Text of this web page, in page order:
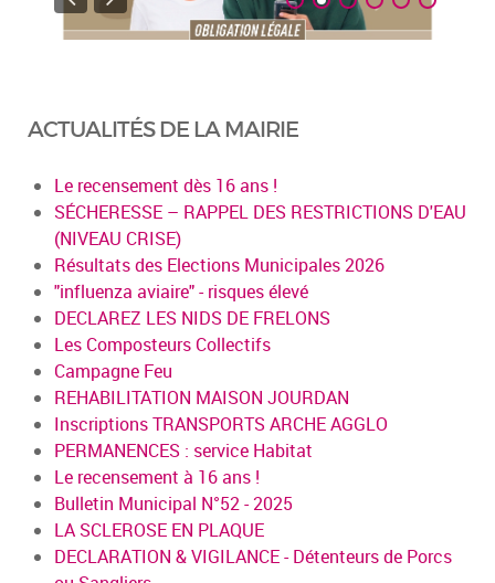
ACTUALITÉS DE LA MAIRIE
Le recensement dès 16 ans !
SÉCHERESSE – RAPPEL DES RESTRICTIONS D'EAU
(NIVEAU CRISE)
Résultats des Elections Municipales 2026
"influenza aviaire" - risques élevé
DECLAREZ LES NIDS DE FRELONS
Les Composteurs Collectifs
Campagne Feu
REHABILITATION MAISON JOURDAN
Inscriptions TRANSPORTS ARCHE AGGLO
PERMANENCES : service Habitat
Le recensement à 16 ans !
Bulletin Municipal N°52 - 2025
LA SCLEROSE EN PLAQUE
DECLARATION & VIGILANCE - Détenteurs de Porcs